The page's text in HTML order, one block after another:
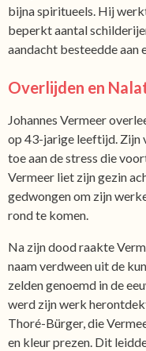
bijna spiritueels. Hij
beperkt aantal
aandacht besteedde aan
Overlijden en
Johannes Vermeer
op 43-jarige leeftijd. Zijn
toe aan de stress die
Vermeer liet zijn gezin
gedwongen om zijn
rond te komen.
Na zijn dood raakte
naam verdween uit de
zelden genoemd in de
werd zijn werk
Thoré-Bürger, die
en kleur prezen. Dit